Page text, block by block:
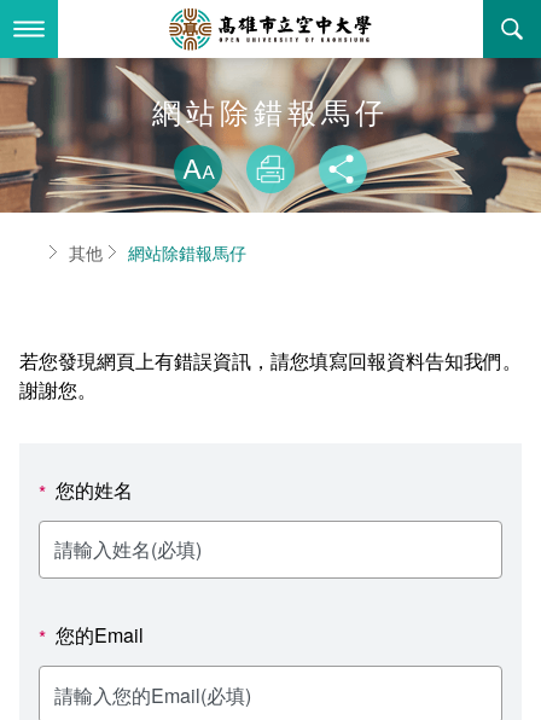
到
要
內最新消息
全部公告
教務公告
學系公告
活動研習
歷史訊息
新聞媒體專區
校園行事曆
報名系統
關於本校
空大簡介
立案證明
空大有利的學習條件
環境設備
本校位置
資訊圖像化專區
活動花絮
影音資訊
行政單位
行政單位簡介
校長室
教務處課務組
學習指導中心
輔導處
研發處
學術單位
通識教育中心
法律學系
大眾傳播學系
外國語文學系
文化藝術學系
其他好站
資訊相關法規
校務資訊
新生報名
在學資訊
校務系統
課程大綱
網路選課
校內系統
資訊服務線上報修系統
消耗品申請
問卷調查
法令規章
網站除錯報馬仔
略過字型切
放大
列印 分享
首頁其他 網站除錯報馬仔
若您發現網頁上有錯誤資訊，請您填寫回報資料告知我們。
謝謝您。
* 您的姓名
* 您的Email